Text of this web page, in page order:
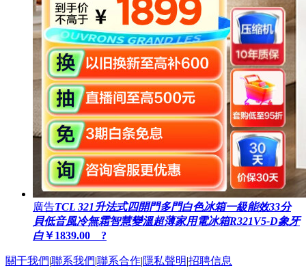
廣告TCL 321升法式四開門多門白色冰箱一級能效33分
貝低音風冷無霜智慧變溫超薄家用電冰箱R321V5-D象牙
白￥1839.00 ?
關于我們|聯系我們|聯系合作|隱私聲明|招聘信息